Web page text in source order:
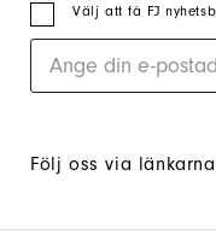
Välj att få FJ
Följ oss via länkarna